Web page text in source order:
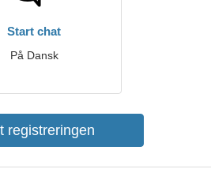
Start chat
På Dansk
registreringen